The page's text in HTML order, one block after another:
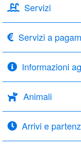
Servizi
Servizi a
Informazioni
Animali
Arrivi e